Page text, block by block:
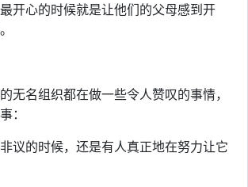
开心的时候就是让他们的父母感到开
无名组织都在做一些令人赞叹的事情，
：
议的时候，还是有人真正地在努力让它